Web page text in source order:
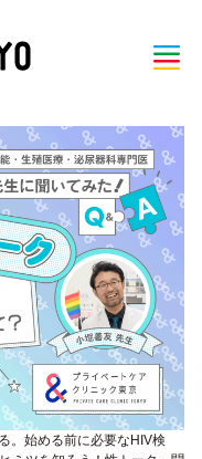
。始める前に必要なHIV検